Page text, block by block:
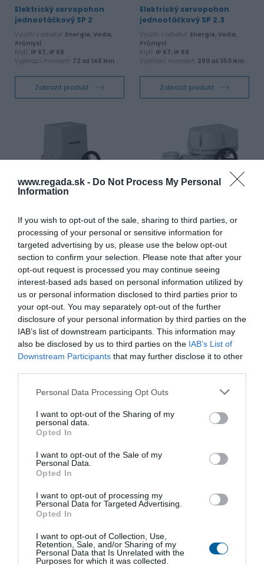
www.regada.sk - Do Not Process My Personal
Information
If you wish to opt-out of the sale, sharing to third parties, or
processing of your personal or sensitive information for
targeted advertising by us, please use the below opt-out
section to confirm your selection. Please note that after your
opt-out request is processed you may continue seeing
interest-based ads based on personal information utilized by
us or personal information disclosed to third parties prior to
your opt-out. You may separately opt-out of the further
disclosure of your personal information by third parties on the
IAB’s list of downstream participants. This information may
also be disclosed by us to third parties on the IAB’s List of
Downstream Participants that may further disclose it to other
Personal Data Processing Opt Outs
I want to opt-out of the Sharing of my
personal data.
Opted In
I want to opt-out of the Sale of my
Personal Data.
Opted In
I want to opt-out of processing my
Personal Data for Targeted Advertising.
Opted In
I want to opt-out of Collection, Use,
Retention, Sale, and/or Sharing of my
Personal Data that Is Unrelated with the
Purposes for which it was collected.
Elektrický servopohon
jednootáčkový SP 2
Využití v odvětví: Energie, Voda,
Průmysl
Krytí: IP 67, IP 68
Vypínací moment: 72 až 145 Nm
Zobrazit produkt
Elektrický servopohon
jednootáčkový SP 2.3
Využití v odvětví: Energie, Voda,
Průmysl
Krytí: IP 67, IP 68
Vypínací moment: 290 až 350 Nm
Zobrazit produkt
Elektrický servopohon
jednootáčkový SP 2.4
Využití v odvětví:Energie, Voda,
Průmysl
Krytí:IP 67, IP 68
Vypínací moment:575 až 650 Nm
Zobrazit produkt
Elektrický servopohon
jednootáčkový MPR
Využití v odvětví:Energie, Voda,
Průmysl
Krytí:IP 67
Vypínací moment:25 až 125 Nm
Zobrazit produkt
Elektrický servopohon
jednootáčkový MPR 5
Využití v odvětví:Energie, Voda,
Průmysl
IP 65, IP 67
Zobrazit produkt
Využití v odvětví:
Energie, Voda,
Zobrazit produkt